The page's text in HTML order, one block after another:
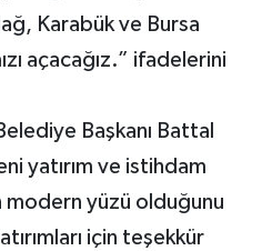
Karabük ve Bursa
açacağız.” ifadelerini
Başkanı Battal
yatırım ve istihdam
modern yüzü olduğunu
için teşekkür